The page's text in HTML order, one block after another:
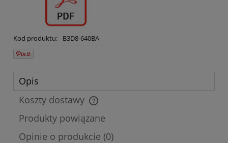
Kod produktu: B3D8-640BA
Opis
Koszty dostawy
Cena nie zawiera ewentualnych kosztów płatności
Produkty powiązane
Opinie o produkcie (0)